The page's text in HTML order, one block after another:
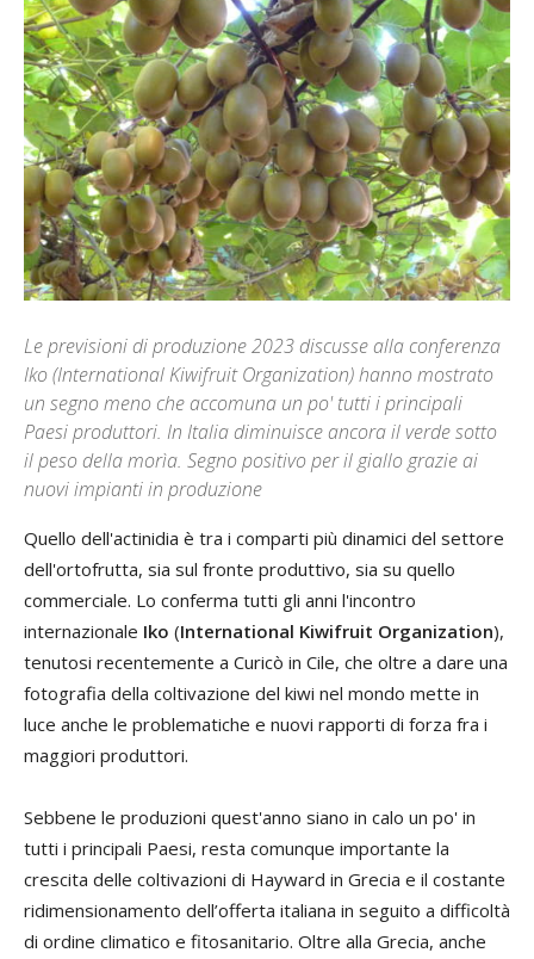
Le previsioni di produzione 2023 discusse alla conferenza
Iko (International Kiwifruit Organization) hanno mostrato
un segno meno che accomuna un po' tutti i principali
Paesi produttori. In Italia diminuisce ancora il verde sotto
il peso della morìa. Segno positivo per il giallo grazie ai
nuovi impianti in produzione
Quello dell'actinidia è tra i comparti più dinamici del settore
dell'ortofrutta, sia sul fronte produttivo, sia su quello
commerciale. Lo conferma tutti gli anni l'incontro
internazionale Iko (International Kiwifruit Organization),
tenutosi recentemente a Curicò in Cile, che oltre a dare una
fotografia della coltivazione del kiwi nel mondo mette in
luce anche le problematiche e nuovi rapporti di forza fra i
maggiori produttori.
Sebbene le produzioni quest'anno siano in calo un po' in
tutti i principali Paesi, resta comunque importante la
crescita delle coltivazioni di Hayward in Grecia e il costante
ridimensionamento dell’offerta italiana in seguito a difficoltà
di ordine climatico e fitosanitario. Oltre alla Grecia, anche